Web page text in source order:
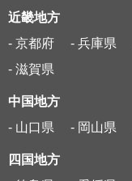
近畿地方
- 京都府
- 兵庫県
- 滋賀県
中国地方
- 山口県
- 岡山県
四国地方